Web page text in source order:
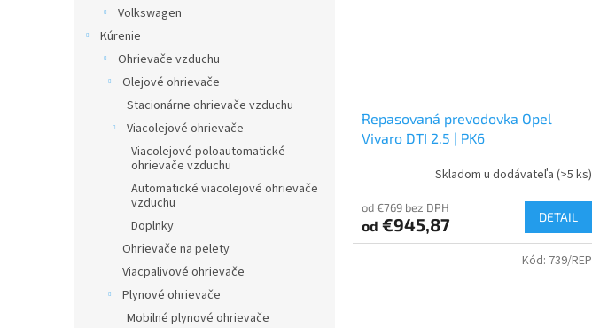
Volkswagen
Kúrenie
Ohrievače vzduchu
Olejové ohrievače
Stacionárne ohrievače vzduchu
Viacolejové ohrievače
Viacolejové poloautomatické
ohrievače vzduchu
Automatické viacolejové ohrievače
vzduchu
Doplnky
Ohrievače na pelety
Viacpalivové ohrievače
Plynové ohrievače
Mobilné plynové ohrievače
Repasovaná prevodovka Opel
Vivaro DTI 2.5 | PK6
Skladom u dodávateľa (>5 ks)
od €769 bez DPH
od €945,87 DETAIL
Kód: 739/REP